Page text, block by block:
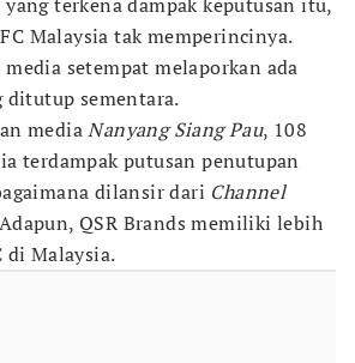
Malaysia tak memperincinya.
setempat melaporkan ada
ditutup sementara.
mediaNanyang Siang Pau, 108
terdampak putusan penutupan
dilansir dari Channel
QSR Brands memiliki lebih
di Malaysia.